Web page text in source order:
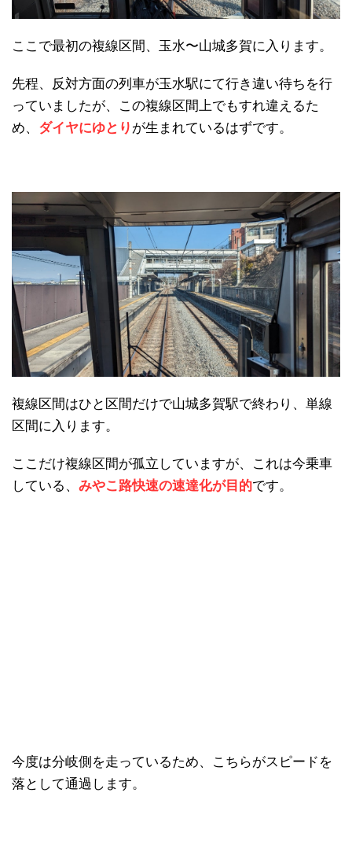
ここで最初の複線区間、玉水〜山城多賀に入ります。
先程、反対方面の列車が玉水駅にて行き違い待ちを行
っていましたが、この複線区間上でもすれ違えるた
め、 ダイヤにゆとり が生まれているはずです。
複線区間はひと区間だけで山城多賀駅で終わり、単線
区間に入ります。
ここだけ複線区間が孤立していますが、これは今乗車
している、 みやこ路快速の速達化が目的です。
今度は分岐側を走っているため、こちらがスピードを
落として通過します。